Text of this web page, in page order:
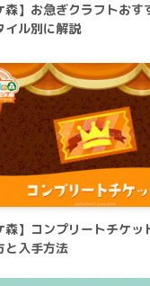
森】お急ぎクラフトおす
イル別に解説
森】コンプリートチケッ
と入手方法